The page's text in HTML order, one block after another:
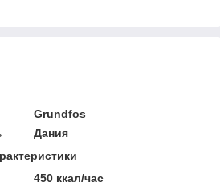
Grundfos
Дания
450 ккал/час